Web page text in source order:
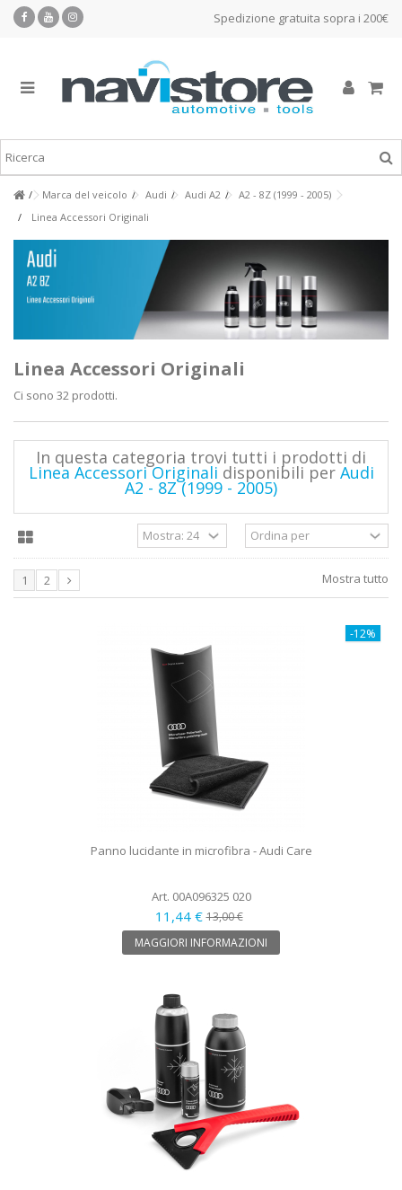
Spedizione gratuita sopra i 200€
Marca del veicolo Audi Audi A2
A2 - 8Z (1999 - 2005)
Linea Accessori Originali
Linea Accessori Originali
Ci sono 32 prodotti.
In questa categoria trovi tutti i prodotti di
Linea Accessori Originali disponibili per Audi
A2 - 8Z (1999 - 2005)
Mostra tutto
1 2
-12%
Panno lucidante in microfibra - Audi Care
Art. 00A096325 020
11,44 €13,00 €
MAGGIORI INFORMAZIONI